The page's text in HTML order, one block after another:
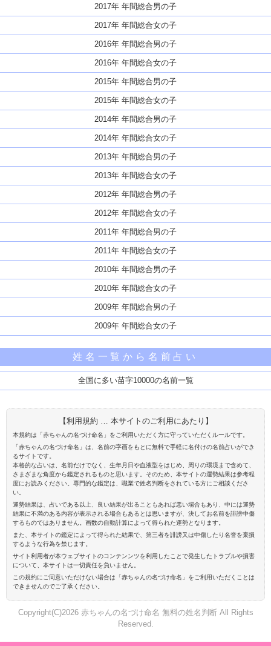
2017年 年間総合男の子
2017年 年間総合女の子
2016年 年間総合男の子
2016年 年間総合女の子
2015年 年間総合男の子
2015年 年間総合女の子
2014年 年間総合男の子
2014年 年間総合女の子
2013年 年間総合男の子
2013年 年間総合女の子
2012年 年間総合男の子
2012年 年間総合女の子
2011年 年間総合男の子
2011年 年間総合女の子
2010年 年間総合男の子
2010年 年間総合女の子
2009年 年間総合男の子
2009年 年間総合女の子
姓名一覧から名前占い
全国に多い苗字10000の名前一覧
【利用規約 … 本サイトのご利用にあたり】
本規約は「赤ちゃんの名づけ命名」をご利用いただく方に守っていただくルールです。
「赤ちゃんの名づけ命名」は、名前の字画をもとに無料で手軽に名付けの名前占いができ
るサイトです。
本格的な占いは、名前だけでなく、生年月日や血液型をはじめ、周りの環境まで含めて、
さまざまな角度から鑑定されるものと思います。そのため、本サイトの運勢結果は参考程
度にお読みください。専門的な鑑定は、職業で姓名判断をされている方にご相談くださ
い。
運勢結果は、占いである以上、良い結果が出ることもあれば悪い場合もあり、中には運勢
結果に不満のある内容が表示される場合もあるとは思いますが、決してお名前を誹謗中傷
するものではありません。画数の自動計算によって得られた運勢となります。
また、本サイトの鑑定によって得られた結果で、第三者を誹謗又は中傷したり名誉を棄損
するような行為を禁じます。
サイト利用者が本ウェブサイトのコンテンンツを利用したことで発生したトラブルや損害
について、本サイトは一切責任を負いません。
この規約にご同意いただけない場合は「赤ちゃんの名づけ命名」をご利用いただくことは
できませんのでご了承ください。
Copyright(C)2026 赤ちゃんの名づけ命名 無料の姓名判断 All Rights
Reserved.